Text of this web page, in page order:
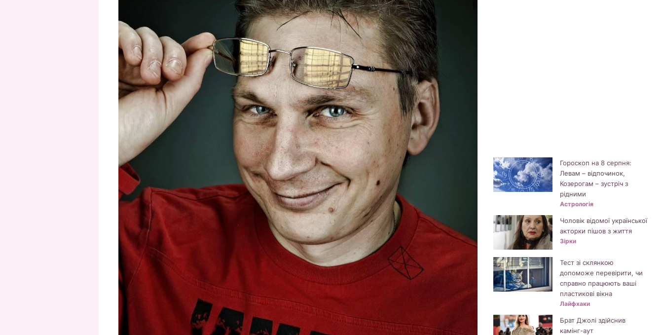
Гороскоп на 8 серпня:
Левам – відпочинок,
Козерогам – зустріч з
рідними
Астрологія
Чоловік відомої української
акторки пішов з життя
Зірки
Тест зі склянкою
допоможе перевірити, чи
справно працюють ваші
пластикові вікна
Лайфхаки
Брат Джолі здійснив
камінг-аут